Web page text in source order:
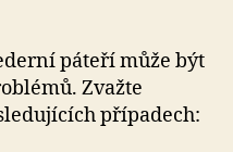
páteří může být
Zvažte
případech: